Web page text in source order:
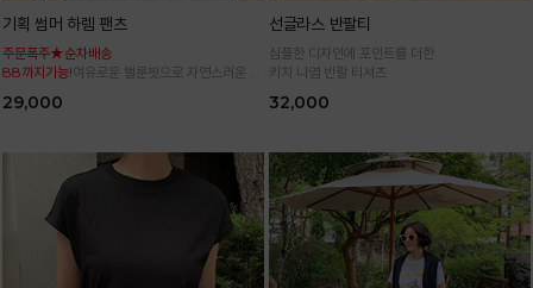
기획 썸머 하렘 팬츠
주문폭주★순차배송
88까지가능!여유로운 벌룬핏으로 자연스러운 체
29,000
선글라스 반팔티
심플한 디자인에 포인트를 더한
키치 나염 반팔 티셔츠
32,000